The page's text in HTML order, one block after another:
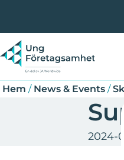
Hem / News & Events /
2024-